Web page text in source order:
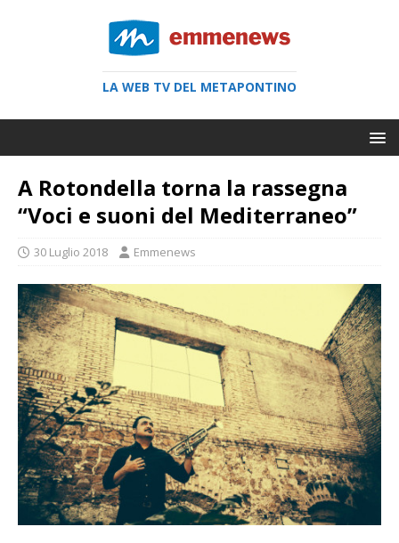
LA WEB TV DEL METAPONTINO
A Rotondella torna la rassegna
“Voci e suoni del Mediterraneo”
30 Luglio 2018 Emmenews